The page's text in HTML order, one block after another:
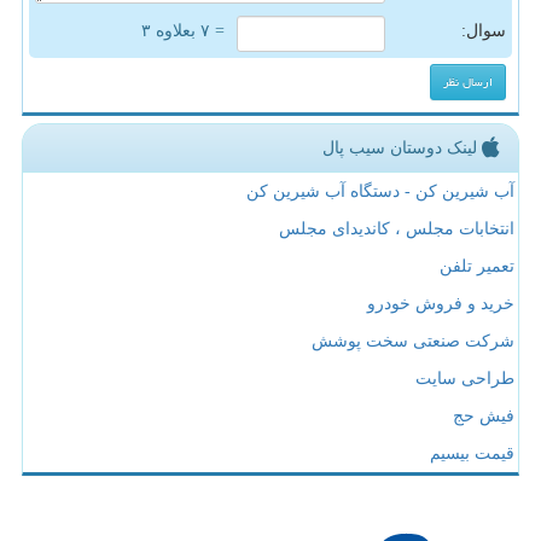
سوال: = ۷ بعلاوه ۳
لینک دوستان سیب پال
آب شیرین کن - دستگاه آب شیرین کن
انتخابات مجلس ، کاندیدای مجلس
تعمیر تلفن
خرید و فروش خودرو
شرکت صنعتی سخت پوشش
طراحی سایت
فیش حج
قیمت بیسیم